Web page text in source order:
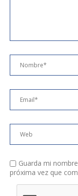
Guarda mi
próxima vez que